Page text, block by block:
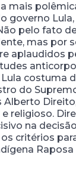
mais
governo
pelo fato
mas por
aplaudidos
costuma
do
Alberto
religioso.
na
critérios
Raposa